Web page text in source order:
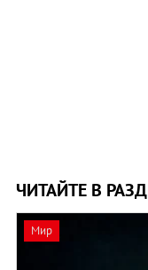
ЧИТАЙТЕ В
Мир